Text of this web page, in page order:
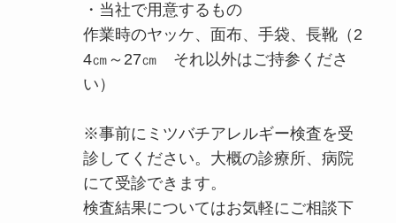
・当社で用意するもの
作業時のヤッケ、面布、手袋、長靴（2
4㎝～27㎝ それ以外はご持参くださ
い）
※事前にミツバチアレルギー検査を受
診してください。大概の診療所、病院
にて受診できます。
検査結果についてはお気軽にご相談下